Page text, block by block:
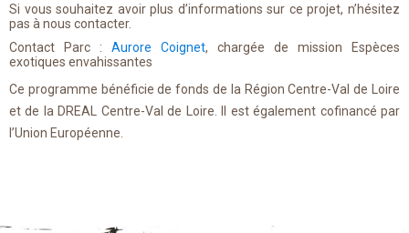
Si vous souhaitez avoir plus d’informations sur ce projet, n’hésitez
pas à nous contacter.
Contact Parc : Aurore Coignet, chargée de mission Espèces
exotiques envahissantes
Ce programme bénéficie de fonds de la Région Centre-Val de Loire
et de la DREAL Centre-Val de Loire. Il est également cofinancé par
l’Union Européenne.